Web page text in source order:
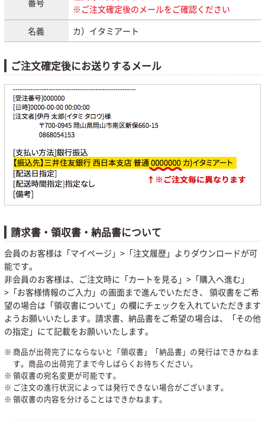
番号
※ご注文確定後のメールをご確認ください
名義
カ）イタミアート
ご注文確定後にお送りするメール
請求書・領収書・納品書について
会員のお客様は「マイページ」>「注文履歴」よりダウンロードが可
能です。
非会員のお客様は、ご注文時に「カートを見る」>「購入へ進む」
>「お客様情報のご入力」の画面まで進んでいただき、 領収書をご希
望の場合は「領収書について」の欄にチェックを入れていただきます
ようお願いいたします。請求書、納品書をご希望の場合は、「その他
の指定」にて記載をお願いいたします。
商品が出荷完了にならないと「領収書」「納品書」の発行はできかねま
す。商品の出荷完了まで今しばらくお待ちください。
領収書の宛名変更が可能です。
ご注文の進行状況によっては発行できない場合がございます。
領収書の内容を分けることはできかねます。